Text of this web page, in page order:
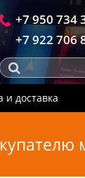
+7 950 734
+7 922 706
и доставка